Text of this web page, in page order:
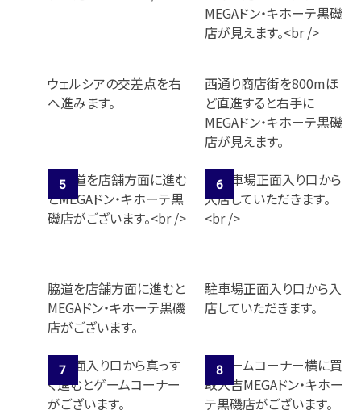
ウェルシアの交差点を右
へ進みます。
西通り商店街を800mほ
ど直進すると右手に
MEGAドン・キホーテ黒磯
店が見えます。
脇道を店舗方面に進むと
MEGAドン・キホーテ黒磯
店がございます。
駐車場正面入り口から入
店していただきます。